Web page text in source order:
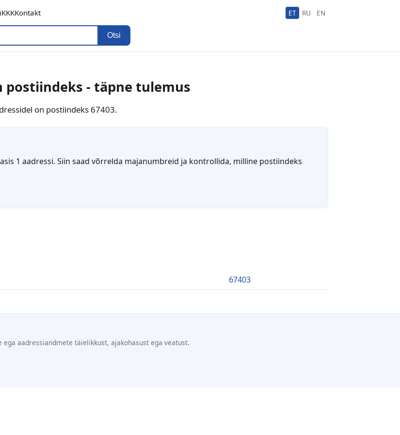
KKKKontakt ET RU EN
Otsi
postiindeks - täpne tulemus
on postiindeks 67403.
1 aadressi. Siin saad võrrelda majanumbreid ja kontrollida, milline postiindeks
67403
aadressiandmete täielikkust, ajakohasust ega veatust.